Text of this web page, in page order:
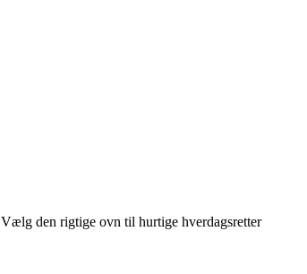
Vælg den rigtige ovn til hurtige hverdagsretter